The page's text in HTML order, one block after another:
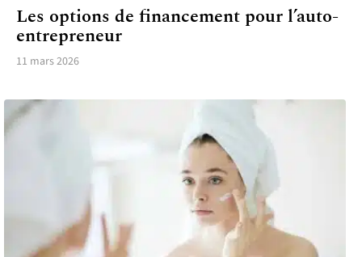
Les options de financement pour l’auto-
entrepreneur
11 mars 2026